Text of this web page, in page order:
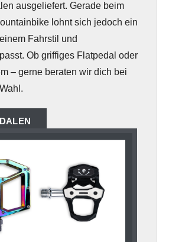
ausgeliefert. Gerade beim
lohnt sich jedoch ein
Fahrstil und
Ob griffiges Flatpedal oder
– gerne beraten wir dich bei